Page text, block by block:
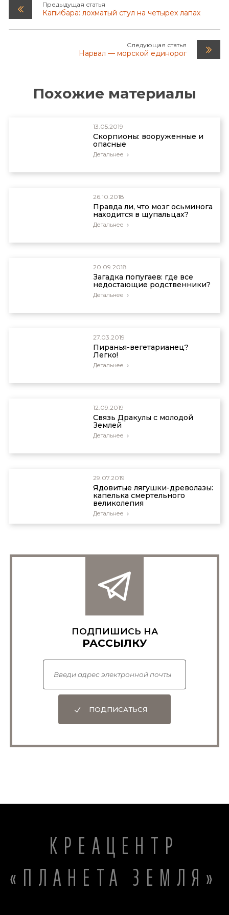
Предыдущая статья
Капибара: лохматый стул на четырех лапах
Следующая статья
Нарвал — морской единорог
Похожие материалы
13.05.2019
Скорпионы: вооруженные и
опасные
Детальнее
26.10.2018
Правда ли, что мозг осьминога
находится в щупальцах?
Детальнее
20.09.2018
Загадка попугаев: где все
недостающие родственники?
Детальнее
27.03.2019
Пиранья-вегетарианец?
Легко!
Детальнее
12.09.2019
Связь Дракулы с молодой
Землей
Детальнее
29.07.2019
Ядовитые лягушки-древолазы:
капелька смертельного
великолепия
Детальнее
ПОДПИШИСЬ НА
РАССЫЛКУ
ПОДПИСАТЬСЯ
КРЕАЦЕНТР
«ПЛАНЕТА ЗЕМЛЯ»